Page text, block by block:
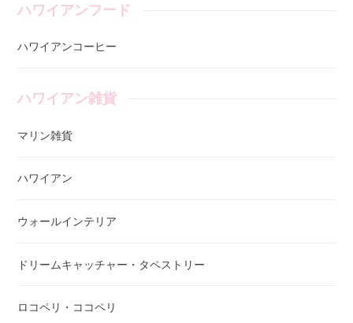
ハワイアンフード
ハワイアンコーヒー
ハワイアン雑貨
マリン雑貨
ハワイアン
ウォールインテリア
ドリームキャッチャー・タペストリー
ロコペリ・ココペリ